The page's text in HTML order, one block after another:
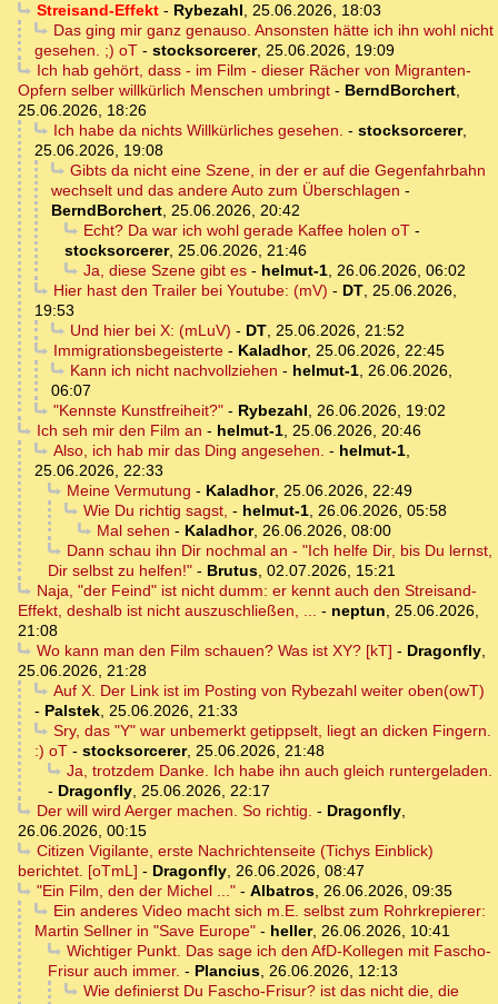
Streisand-Effekt- Rybezahl, 25.06.2026, 18:03
Das ging mir ganz genauso. Ansonsten hätte ich ihn wohl nicht
gesehen. ;) oT - stocksorcerer, 25.06.2026, 19:09
Ich hab gehört, dass - im Film - dieser Rächer von Migranten-
Opfern selber willkürlich Menschen umbringt - BerndBorchert,
25.06.2026, 18:26
Ich habe da nichts Willkürliches gesehen. - stocksorcerer,
25.06.2026, 19:08
Gibts da nicht eine Szene, in der er auf die Gegenfahrbahn
wechselt und das andere Auto zum Überschlagen -
BerndBorchert, 25.06.2026, 20:42
Echt? Da war ich wohl gerade Kaffee holen oT-
stocksorcerer, 25.06.2026, 21:46
Ja, diese Szene gibt es- helmut-1, 26.06.2026, 06:02
Hier hast den Trailer bei Youtube: (mV) - DT, 25.06.2026,
19:53
Und hier bei X: (mLuV) - DT, 25.06.2026, 21:52
Immigrationsbegeisterte- Kaladhor, 25.06.2026, 22:45
Kann ich nicht nachvollziehen - helmut-1, 26.06.2026,
06:07
"Kennste Kunstfreiheit?"- Rybezahl, 26.06.2026, 19:02
Ich seh mir den Film an - helmut-1, 25.06.2026, 20:46
Also, ich hab mir das Ding angesehen. - helmut-1,
25.06.2026, 22:33
Meine Vermutung - Kaladhor, 25.06.2026, 22:49
Wie Du richtig sagst, - helmut-1, 26.06.2026, 05:58
Mal sehen - Kaladhor, 26.06.2026, 08:00
Dann schau ihn Dir nochmal an - "Ich helfe Dir, bis Du lernst,
Dir selbst zu helfen!" - Brutus, 02.07.2026, 15:21
Naja, "der Feind" ist nicht dumm: er kennt auch den Streisand-
Effekt, deshalb ist nicht auszuschließen, ... - neptun, 25.06.2026,
21:08
Wo kann man den Film schauen? Was ist XY? [kT] - Dragonfly,
25.06.2026, 21:28
Auf X. Der Link ist im Posting von Rybezahl weiter oben(owT)
- Palstek, 25.06.2026, 21:33
Sry, das "Y" war unbemerkt getippselt, liegt an dicken Fingern.
:) oT - stocksorcerer, 25.06.2026, 21:48
Ja, trotzdem Danke. Ich habe ihn auch gleich runtergeladen.
- Dragonfly, 25.06.2026, 22:17
Der will wird Aerger machen. So richtig. - Dragonfly,
26.06.2026, 00:15
Citizen Vigilante, erste Nachrichtenseite (Tichys Einblick)
berichtet. [oTmL] - Dragonfly, 26.06.2026, 08:47
"Ein Film, den der Michel ..."- Albatros, 26.06.2026, 09:35
Ein anderes Video macht sich m.E. selbst zum Rohrkrepierer:
Martin Sellner in "Save Europe" - heller, 26.06.2026, 10:41
Wichtiger Punkt. Das sage ich den AfD-Kollegen mit Fascho-
Frisur auch immer. - Plancius, 26.06.2026, 12:13
Wie definierst Du Fascho-Frisur? ist das nicht die, die